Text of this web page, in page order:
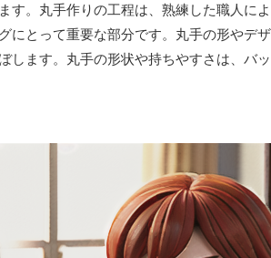
す。丸手作りの工程は、熟練した職人に
にとって重要な部分です。丸手の形やデ
します。丸手の形状や持ちやすさは、バ